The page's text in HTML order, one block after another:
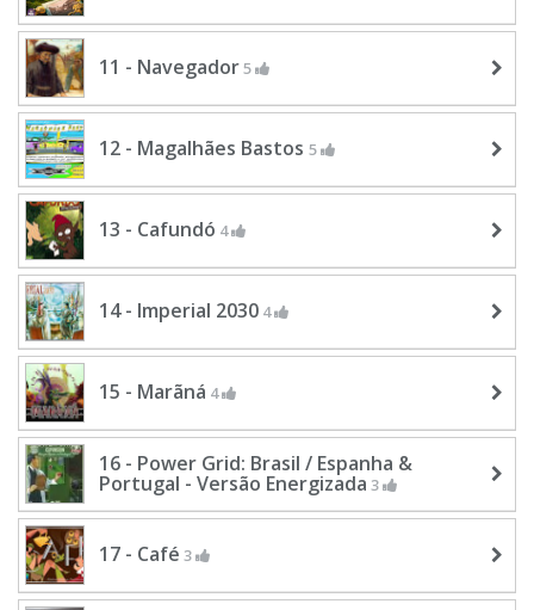
11 - Navegador5
12 - Magalhães Bastos 5
13 - Cafundó 4
14 - Imperial 2030 4
15 - Marãná 4
16 - Power Grid: Brasil / Espanha &
Portugal - Versão Energizada 3
17 - Café 3